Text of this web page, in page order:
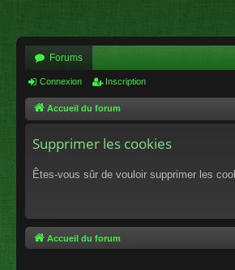
Forums
Connexion Inscription
Accueil du forum
Supprimer les cookies
Êtes-vous sûr de vouloir supprimer les
Accueil du forum